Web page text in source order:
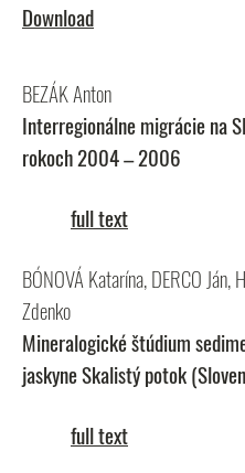
Download
BEZÁK Anton
Interregionálne migrácie na
rokoch 2004 – 2006
full text
BÓNOVÁ Katarína, DERCO Ján,
Zdenko
Mineralogické štúdium
jaskyne Skalistý potok
full text